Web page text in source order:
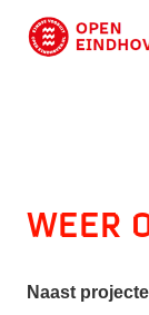
Direct naar de
Weer
Naast